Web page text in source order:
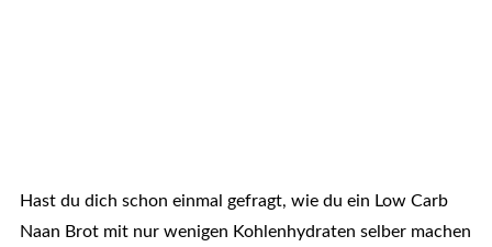
Hast du dich schon einmal gefragt, wie du ein Low Carb
Naan Brot mit nur wenigen Kohlenhydraten selber machen